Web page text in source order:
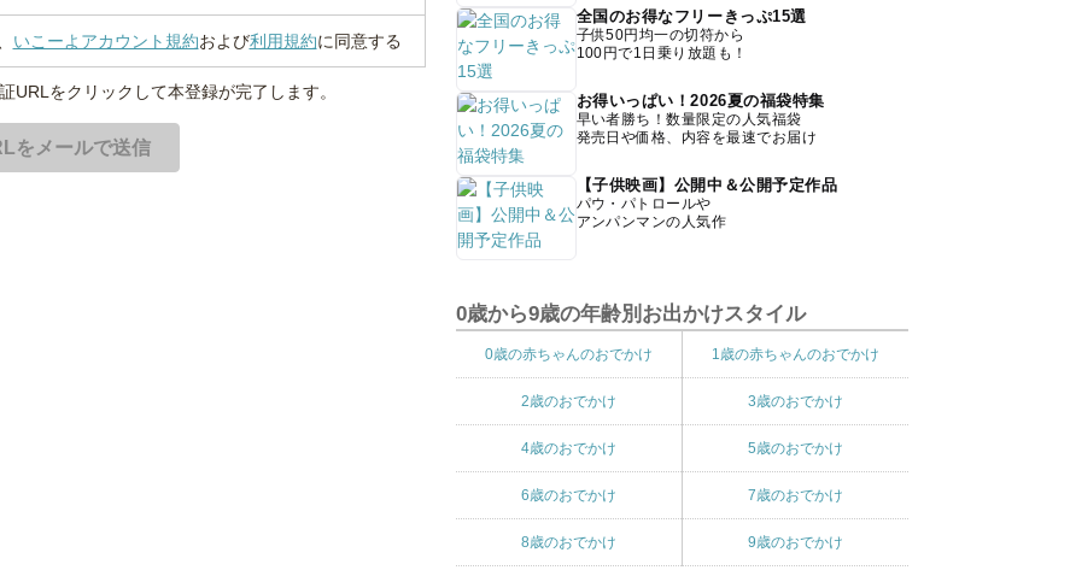
いこーよアカウント規約および利用規約に同意する
をクリックして本登録が完了します。
全国のお得なフリーきっぷ15選
子供50円均一の切符から
100円で1日乗り放題も！
お得いっぱい！2026夏の福袋特集
早い者勝ち！数量限定の人気福袋
発売日や価格、内容を最速でお届け
【子供映画】公開中＆公開予定作品
パウ・パトロールや
アンパンマンの人気作
0歳から9歳の年齢別お出かけスタイル
0歳の赤ちゃんのおでかけ 1歳の赤ちゃんのおでかけ
2歳のおでかけ 3歳のおでかけ
4歳のおでかけ 5歳のおでかけ
6歳のおでかけ 7歳のおでかけ
8歳のおでかけ 9歳のおでかけ